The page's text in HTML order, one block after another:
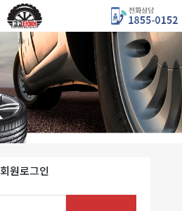
회원로그인